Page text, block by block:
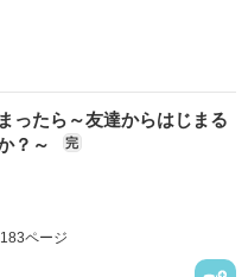
由を掴むことはできるの
ています。
歳
ったら～友達からはじまる
？～
完
183ページ